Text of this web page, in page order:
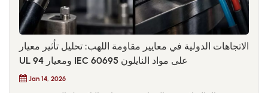
الاتجاهات الدولية في معايير مقاومة اللهب: تحليل تأثير معيار
UL 94 ومعيار IEC 60695 على مواد النايلون
Jan 14, 2026